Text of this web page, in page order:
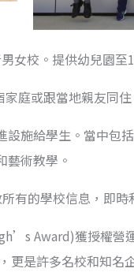
女校。提供幼兒園
庭或跟當地親友同住
施給學生。當中
藝術教學。
有的學校信息，即時
Award)獲授權營
是許多名校和知名